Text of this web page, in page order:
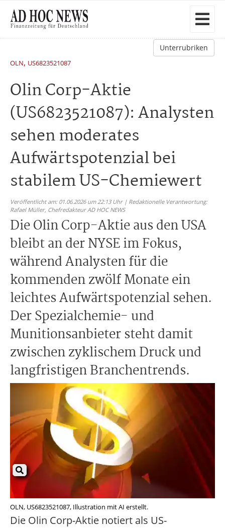
Unterrubriken
OLN, US6823521087
Olin Corp-Aktie
(US6823521087): Analysten
sehen moderates
Aufwärtspotenzial bei
stabilem US-Chemiewert
Veröffentlicht am: 01.06.2026 um 22:13 Uhr | Redaktionelle Verantwortung:
Rafael Müller, Chefredakteur AD HOC NEWS
Die Olin Corp-Aktie aus den USA
bleibt an der NYSE im Fokus,
während Analysten für die
kommenden zwölf Monate ein
leichtes Aufwärtspotenzial sehen.
Der Spezialchemie- und
Munitionsanbieter steht damit
zwischen zyklischem Druck und
langfristigen Branchentrends.
OLN, US6823521087, Illustration mit AI erstellt.
Die Olin Corp-Aktie notiert als US-